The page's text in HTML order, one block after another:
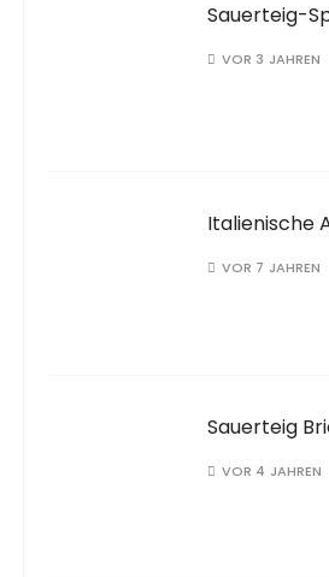
Sauerteig-
VOR 3 JAHREN
Italienische
VOR 7 JAHREN
Sauerteig
VOR 4 JAHREN